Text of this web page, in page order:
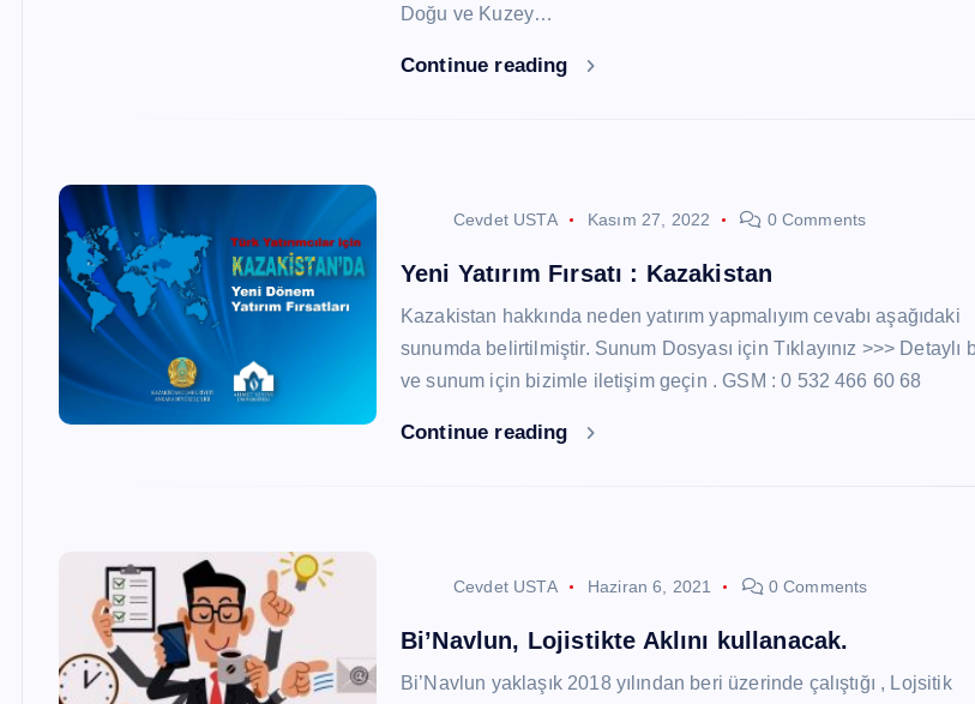
Doğu ve Kuzey…
Continue reading
Cevdet USTA Kasım 27, 2022 0 Comments
Yeni Yatırım Fırsatı : Kazakistan
Kazakistan hakkında neden yatırım yapmalıyım cevabı aşağıdaki
sunumda belirtilmiştir. Sunum Dosyası için Tıklayınız >>> Detaylı
ve sunum için bizimle iletişim geçin . GSM : 0 532 466 60 68
Continue reading
Cevdet USTA Haziran 6, 2021 0 Comments
Bi’Navlun, Lojistikte Aklını kullanacak.
Bi’Navlun yaklaşık 2018 yılından beri üzerinde çalıştığı , Lojsitik